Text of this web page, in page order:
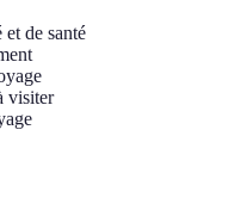
de santé
visiter